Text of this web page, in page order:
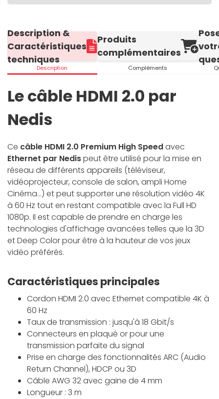
Description &
Caractéristiques
techniques
Description
Produits
complémentaires
Compléments
Le câble HDMI 2.0 par
Nedis
Ce câble HDMI 2.0 Premium High Speedavec
Ethernet par Nedispeut être utilisé pour la mise en
réseau de différents appareils (téléviseur,
vidéoprojecteur, console de salon, ampli Home
Cinéma...) et peut supporter une résolution vidéo 4K
à 60 Hz tout en restant compatible avec la Full HD
1080p. Il est capable de prendre en charge les
technologies d'affichage avancées telles que la 3D
et Deep Color pour être à la hauteur de vos jeux
vidéo préférés.
Caractéristiques principales
Cordon HDMI 2.0 avec Ethernet compatible 4K à
60 Hz
Taux de transmission : jusqu'à 18 Gbit/s
Connecteurs en plaqué or pour une
transmission parfaite du signal
Prise en charge des fonctionnalités ARC (Audio
Return Channel), HDCP ou 3D
Câble AWG 32 avec gaine de 4 mm
Longueur : 3 m